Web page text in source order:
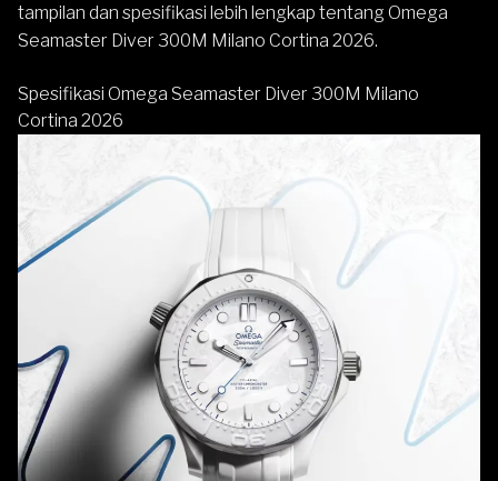
tampilan dan spesifikasi lebih lengkap tentang Omega
Seamaster Diver 300M Milano Cortina 2026.
Spesifikasi Omega Seamaster Diver 300M Milano
Cortina 2026